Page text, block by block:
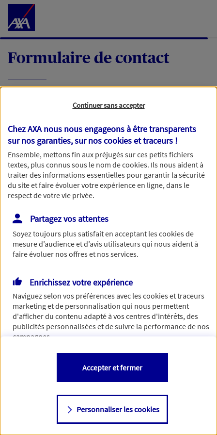
Accéder au Contenu
Formulaire de contact
demande, nous vous répondrons dans les
meilleurs délais par mail ou par téléphone.
Votre message :
Vous disposez de droits sur les informations vous concernant. Pour
plus d’informations,cliquez ici.
Continuer sans accepter
Chez AXA nous nous engageons à être transparents
sur nos garanties, sur noscookies et traceurs !
Ensemble, mettons fin aux préjugés sur ces petits fichiers
textes, plus connus sous le nom decookies. Ils nous aident à
traiter des informations essentielles pour garantir la sécurité
du site et faire évoluer votre expérience en ligne, dans le
respect de votre vie privée.
Partagez vos attentes
Soyez toujours plus satisfait en acceptant lescookiesde
mesure d’audience et d’avis utilisateurs qui nous aident à
faire évoluer nos offres et nos services.
Enrichissez votre expérience
Naviguez selon vos préférences avec lescookies et traceurs
marketing et de personnalisation qui nous permettent
d'afficher du contenu adapté à vos centres d'intérêts, des
publicités personnalisées et de suivre la performance de nos
campagnes.
Vous êtes libre de les accepter, de les refuser comme de
changer d'avis à tout moment en allant sur
Consulter notre politique decookies
Personnaliser les cookies
Accepter et fermer